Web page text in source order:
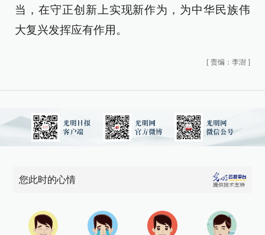
当，在守正创新上实现新作为，为中华民族伟
大复兴发挥应有作用。
[ 责编：李澍 ]
您此时的心情